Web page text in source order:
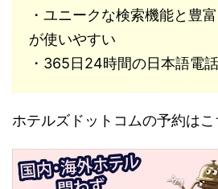
・ユニークな検索機能と豊
が使いやすい
・365日24時間の日本語電
ホテルズドットコムの予約はこ